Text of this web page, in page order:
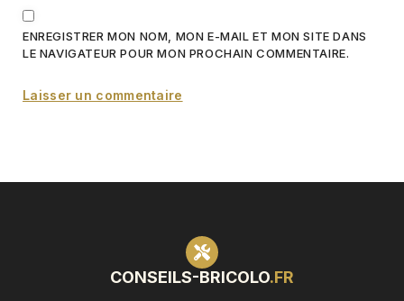
ENREGISTRER MON NOM, MON E-MAIL ET MON SITE DANS
LE NAVIGATEUR POUR MON PROCHAIN COMMENTAIRE.
CONSEILS-BRICOLO.FR